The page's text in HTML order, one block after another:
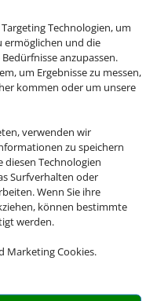
Technologien, um
ermöglichen und die
anzupassen.
um Ergebnisse zu messen,
kommen oder um unsere
verwenden wir
zu speichern
diesen Technologien
Surfverhalten oder
Wenn Sie ihre
können bestimmte
werden.
Marketing Cookies.
Schmetterling
des Webseiteninhabers.
|AGB|